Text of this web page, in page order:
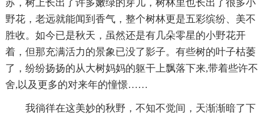
苏，树上长出了许多嫩绿的芽儿，树林里也长出了很多小
野花，老远就能闻到香气，整个树林更是五彩缤纷、美不
胜收。如今已是秋天，虽然还是有几朵零星的小野花开
着，但那充满活力的景象已没了影子。有些树的叶子枯萎
了，纷纷扬扬的从大树妈妈的躯干上飘落下来,带着些许不
舍,以及更多的对来年的憧憬……
我徜徉在这美妙的秋野，不知不觉间，天渐渐暗了下